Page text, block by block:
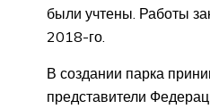
были учтены. Работы
2018-го.
В создании парка
представители